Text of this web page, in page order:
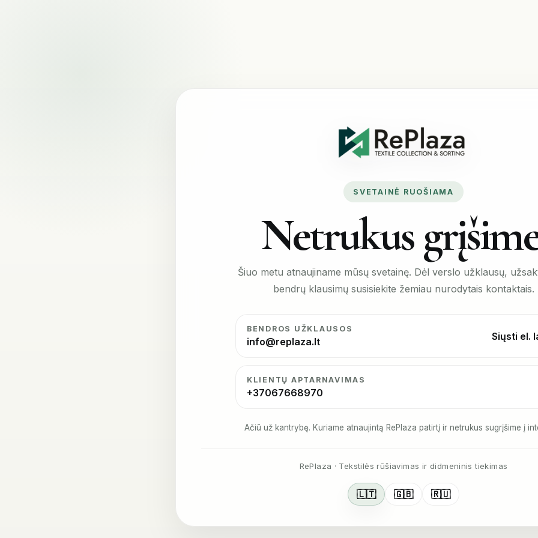
SVETAINĖ RUOŠIAMA
Netrukus
Šiuo metu atnaujiname mūsų svetainę. Dėl verslo užklausų,
bendrų klausimų susisiekite žemiau nurodytais kontaktais.
BENDROS UŽKLAUSOS
info@replaza.lt Siųsti el.
KLIENTŲ APTARNAVIMAS
+37067668970
Ačiū už kantrybę. Kuriame atnaujintą RePlaza patirtį ir netrukus sugrįšime į
RePlaza · Tekstilės rūšiavimas ir didmeninis tiekimas
🇱🇹 🇬🇧 🇷🇺